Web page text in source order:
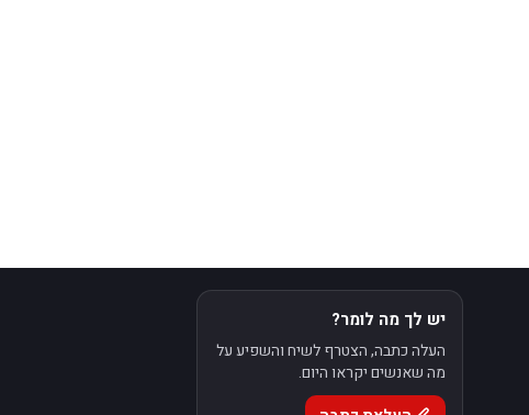
יש לך מה לומר?
העלה כתבה, הצטרף לשיח והשפיע על
מה שאנשים יקראו היום.